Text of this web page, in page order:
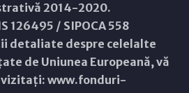
2014-2020.
126495 / SIPOCA 558
detaliate despre celelalte
de Uniunea Europeană, vă
vizitați: www.fonduri-